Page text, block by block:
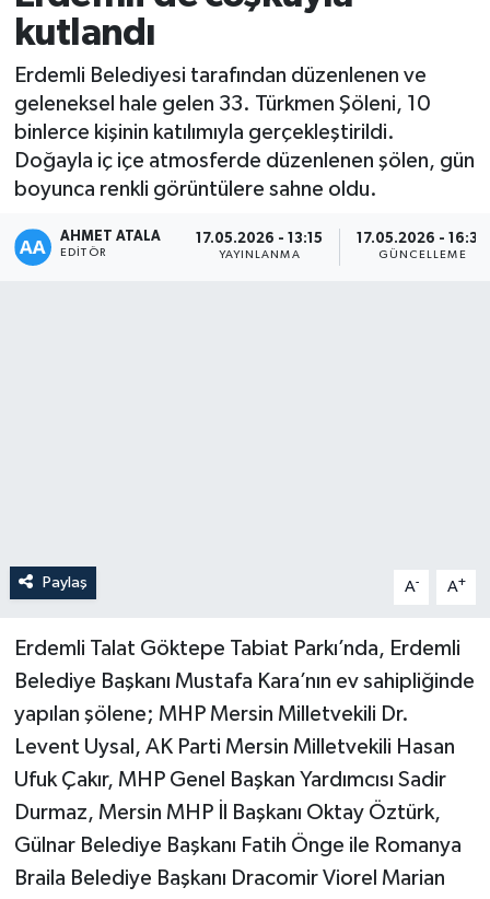
kutlandı
Erdemli Belediyesi tarafından düzenlenen ve
geleneksel hale gelen 33. Türkmen Şöleni, 10
binlerce kişinin katılımıyla gerçekleştirildi.
Doğayla iç içe atmosferde düzenlenen şölen, gün
boyunca renkli görüntülere sahne oldu.
AHMET ATALA
EDITÖR
17.05.2026 - 13:15
YAYINLANMA
17.05.2026 - 16:38
GÜNCELLEME
Paylaş A- A+
Erdemli Talat Göktepe Tabiat Parkı’nda, Erdemli
Belediye Başkanı Mustafa Kara’nın ev sahipliğinde
yapılan şölene; MHP Mersin Milletvekili Dr.
Levent Uysal, AK Parti Mersin Milletvekili Hasan
Ufuk Çakır, MHP Genel Başkan Yardımcısı Sadir
Durmaz, Mersin MHP İl Başkanı Oktay Öztürk,
Gülnar Belediye Başkanı Fatih Önge ile Romanya
Braila Belediye Başkanı Dracomir Viorel Marian